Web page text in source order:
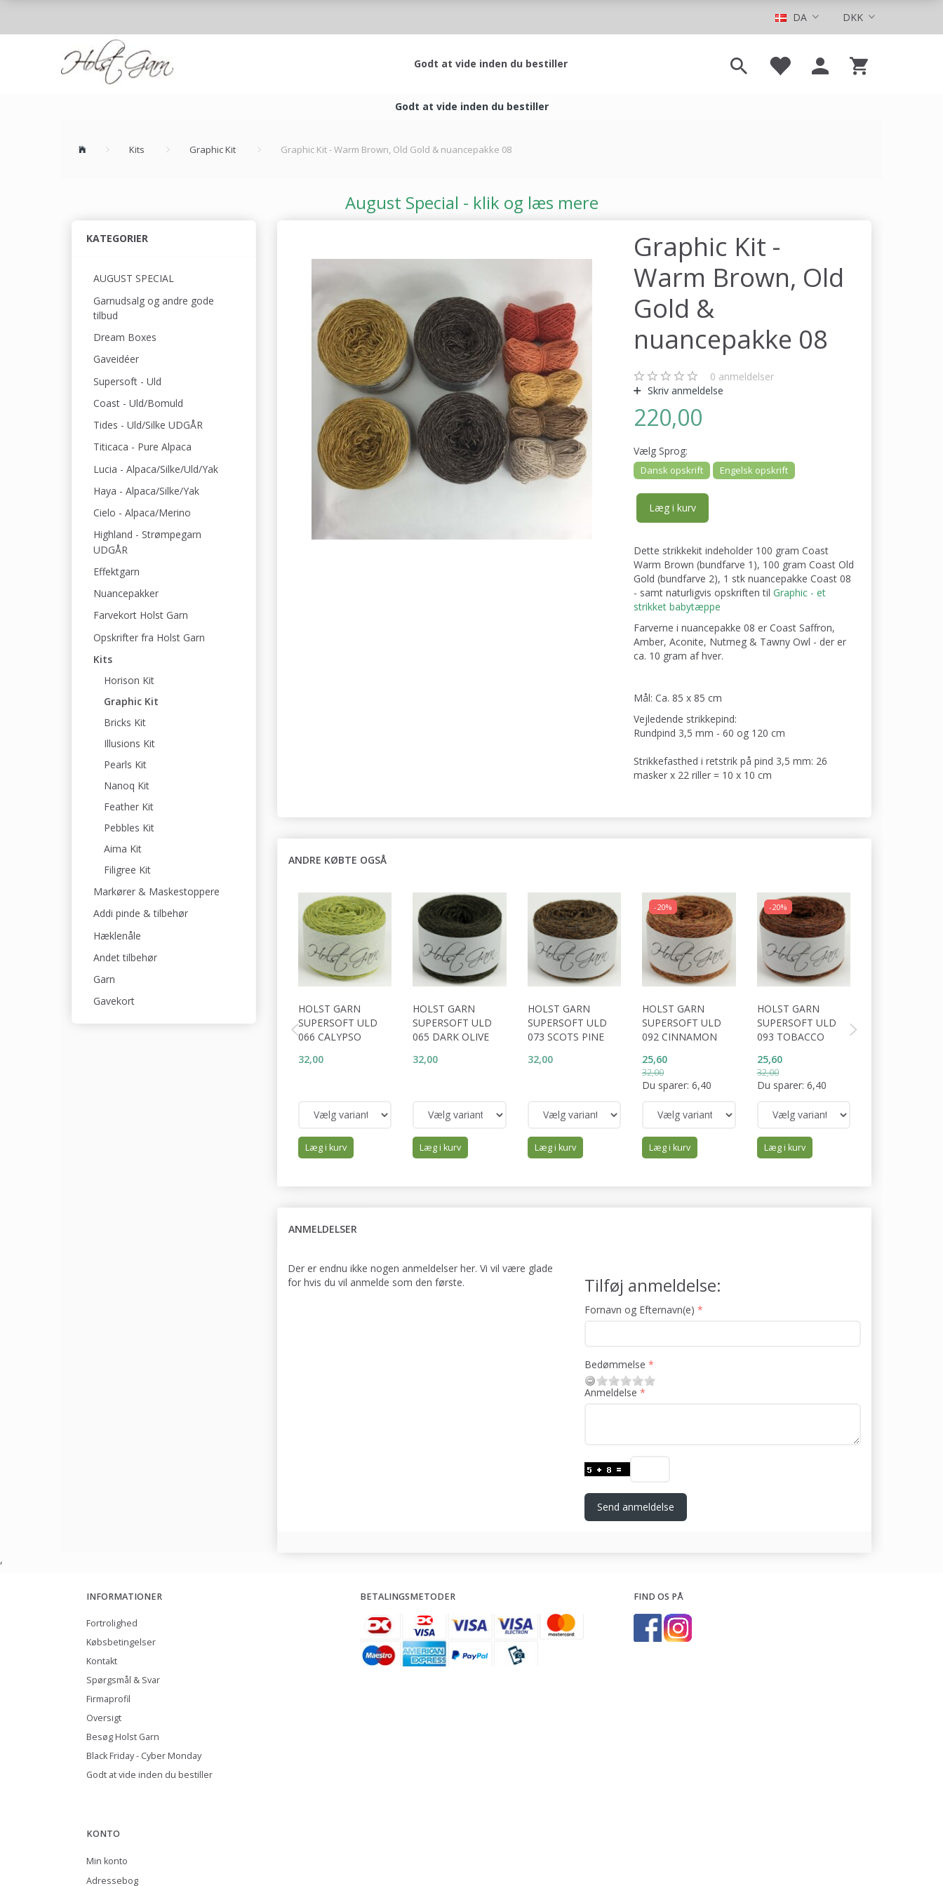
DKK
DA
Godt at vide inden du bestiller
Godt at vide inden du bestiller
Kits Graphic Kit Graphic Kit - Warm Brown, Old Gold & nuancepakke 08
August Special - klik og læs mere
KATEGORIER
AUGUST SPECIAL
Garnudsalg og andre gode
tilbud
Dream Boxes
Gaveidéer
Supersoft - Uld
Coast - Uld/Bomuld
Tides - Uld/Silke UDGÅR
Titicaca - Pure Alpaca
Lucia - Alpaca/Silke/Uld/Yak
Haya - Alpaca/Silke/Yak
Cielo - Alpaca/Merino
Highland - Strømpegarn
UDGÅR
Effektgarn
Nuancepakker
Farvekort Holst Garn
Opskrifter fra Holst Garn
Kits
Horison Kit
Graphic Kit
Bricks Kit
Illusions Kit
Pearls Kit
Nanoq Kit
Feather Kit
Pebbles Kit
Aima Kit
Filigree Kit
Markører & Maskestoppere
Addi pinde & tilbehør
Hæklenåle
Andet tilbehør
Garn
Gavekort
Graphic Kit -
Warm Brown, Old
Gold &
nuancepakke 08
0 anmeldelser
Skriv anmeldelse
220,00
Vælg Sprog:
Dansk opskrift Engelsk opskrift
Læg i kurv
Dette strikkekit indeholder 100 gram Coast
Warm Brown (bundfarve 1), 100 gram Coast Old
Gold (bundfarve 2), 1 stk nuancepakke Coast 08
- samt naturligvis opskriften til Graphic - et
strikket babytæppe
Farverne i nuancepakke 08 er Coast Saffron,
Amber, Aconite, Nutmeg & Tawny Owl - der er
ca. 10 gram af hver.
Mål: Ca. 85 x 85 cm
Vejledende strikkepind:
Rundpind 3,5 mm - 60 og 120 cm
Strikkefasthed i retstrik på pind 3,5 mm: 26
masker x 22 riller = 10 x 10 cm
ANDRE KØBTE OGSÅ
HOLST GARN
SUPERSOFT ULD
066 CALYPSO
32,00
Læg i kurv
HOLST GARN
SUPERSOFT ULD
065 DARK OLIVE
32,00
Læg i kurv
HOLST GARN
SUPERSOFT ULD
073 SCOTS PINE
32,00
Læg i kurv
-20%
HOLST GARN
SUPERSOFT ULD
092 CINNAMON
25,60
32,00
Du sparer: 6,40
Læg i kurv
-20%
HOLST GARN
SUPERSOFT ULD
093 TOBACCO
25,60
32,00
Du sparer: 6,40
Læg i kurv
ANMELDELSER
Der er endnu ikke nogen anmeldelser her. Vi vil være glade
for hvis du vil anmelde som den første.
Tilføj anmeldelse:
Fornavn og Efternavn(e)
Bedømmelse
Anmeldelse
Send anmeldelse
,
INFORMATIONER
Fortrolighed
Købsbetingelser
Kontakt
Spørgsmål & Svar
Firmaprofil
Oversigt
Besøg Holst Garn
Black Friday - Cyber Monday
Godt at vide inden du bestiller
KONTO
Min konto
Adressebog
BETALINGSMETODER FIND OS PÅ